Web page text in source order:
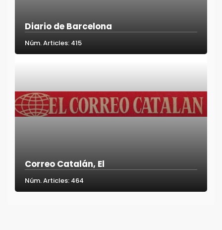
Diario de Barcelona
Núm. Articles: 415
Correo Catalán, El
Núm. Articles: 464